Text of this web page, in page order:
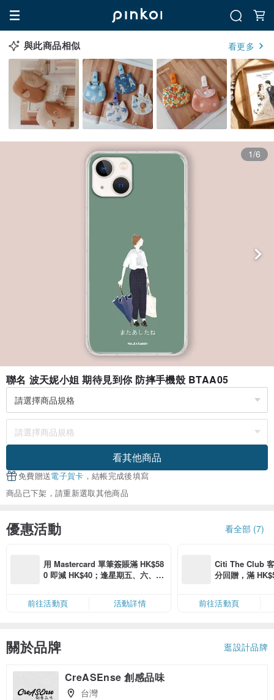
與此商品相似 看更多
1/6
聯名 波天妮小姐 期待見到你 防摔手機殼 BTAA05
看其他商品
免費贈送電子賀卡 ，結帳完成後填寫
商品已下架，請重新選取其他商品
優惠活動 看全部 (7)
用 Mastercard 單筆簽賬滿 HK$58
0 即減 HK$40；逢星期五、六、日
限，額滿即止，僅限「常用信用
卡」結帳）
前往活動頁 活動詳情
Citi The Club
分回贈，滿
前往活動頁
關於品牌 逛設計品牌
CreASEnse 創感品味
台灣